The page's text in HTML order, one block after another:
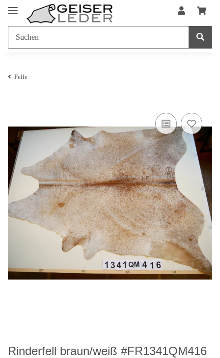
Felle
Rinderfell braun/weiß #FR1341QM416